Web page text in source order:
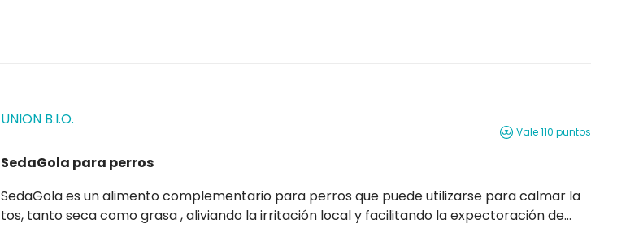
UNION B.I.O.
Vale 110 puntos
SedaGola para perros
SedaGola es un alimento complementario para perros que puede utilizarse para calmar la
tos, tanto seca como grasa , aliviando la irritación local y facilitando la expectoración de